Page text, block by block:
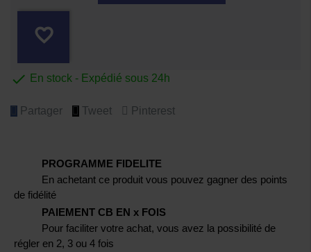
favorite_border
 En stock - Expédié sous 24h
Partager Tweet Pinterest
PROGRAMME FIDELITE
En achetant ce produit vous pouvez gagner des points
de fidélité
PAIEMENT CB EN x FOIS
Pour faciliter votre achat, vous avez la possibilité de
régler en 2, 3 ou 4 fois